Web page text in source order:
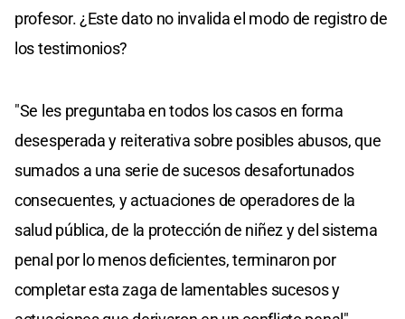
profesor. ¿Este dato no invalida el modo de registro de
los testimonios?
"Se les preguntaba en todos los casos en forma
desesperada y reiterativa sobre posibles abusos, que
sumados a una serie de sucesos desafortunados
consecuentes, y actuaciones de operadores de la
salud pública, de la protección de niñez y del sistema
penal por lo menos deficientes, terminaron por
completar esta zaga de lamentables sucesos y